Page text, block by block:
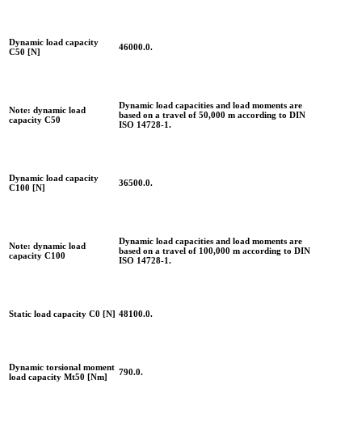
Dynamic load capacity
C50 [N]
46000.0.
Note: dynamic load
capacity C50
Dynamic load capacities and load moments are
based on a travel of 50,000 m according to DIN
ISO 14728-1.
Dynamic load capacity
C100 [N]
36500.0.
Note: dynamic load
capacity C100
Dynamic load capacities and load moments are
based on a travel of 100,000 m according to DIN
ISO 14728-1.
Static load capacity C0 [N] 48100.0.
Dynamic torsional moment
load capacity Mt50 [Nm]
790.0.